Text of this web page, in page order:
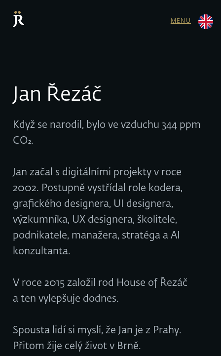
MENU
Jan Řezáč
Když se narodil, bylo ve vzduchu 344 ppm
CO₂.
Jan začal s digitálními projekty v roce
2002. Postupně vystřídal role kodera,
grafického designera, UI designera,
výzkumníka, UX designera, školitele,
podnikatele, manažera, stratéga a AI
konzultanta.
V roce 2015 založil rod House of Řezáč
a ten vylepšuje dodnes.
Spousta lidí si myslí, že Jan je z Prahy.
Přitom žije celý život v Brně.